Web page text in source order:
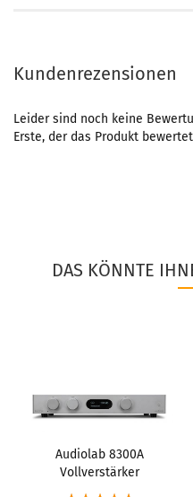
Kundenrezensionen
Leider sind noch keine
Erste, der das Produkt
DAS KÖNNTE
Audiolab 8300A
Vollverstärker